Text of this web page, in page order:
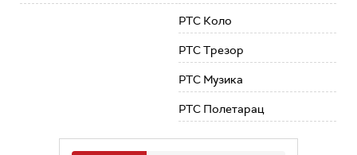
РТС Коло
РТС Трезор
РТС Музика
РТС Полетарац